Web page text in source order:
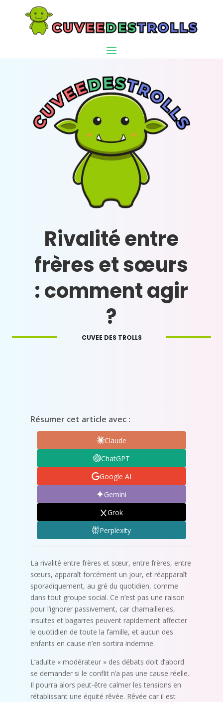
Rivalité entre
frères et sœurs
: comment agir
?
CUVEE DES TROLLS
Résumer cet article avec :
Claude
ChatGPT
Google AI
Gemini
Grok
Perplexity
La rivalité entre frères et sœur, entre frères, entre
sœurs, apparaît forcément un jour, et réapparaît
sporadiquement, au gré du quotidien, comme
dans tout groupe social. Ce n’est pas une raison
pour l’ignorer passivement, car chamailleries,
insultes et bagarres peuvent rapidement affecter
le quotidien de toute la famille, et aucun des
enfants en cause n’en sortira indemne.
L’adulte « modérateur » des débats doit d’abord
se demander si le conflit n’a pas une cause réelle.
Il pourra alors peut-être calmer les tensions en
rétablissant une équité rêvée. Rêvée car il est